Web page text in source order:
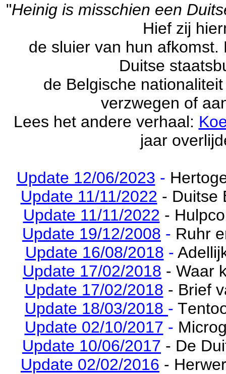
"Heinig is misschien een
Hief zij
de sluier van hun afkomst.
Duitse
de Belgische
verzwegen of
Lees het andere verhaal:
jaar
Update 12/06/2023 -
Update 11/11/2022 - Duitse
Update 11/11/2022 -
Update 19/12/2008 - Ruhr
Update 16/08/2018 -
Update 17/02/2018 -
Update 17/02/2018 - Brief
Update 18/03/2018 - T
Update 02/10/2017 -
Update 10/06/2017 - De
Update 02/02/2016 -